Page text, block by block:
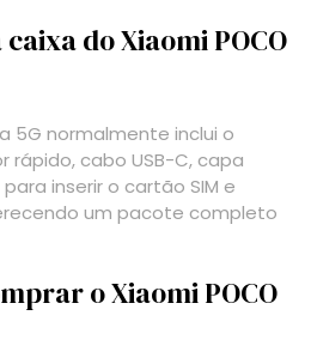
do Xiaomi POCO
5G normalmente inclui o
rápido, cabo USB-C, capa
inserir o cartão SIM e
um pacote completo
o Xiaomi POCO